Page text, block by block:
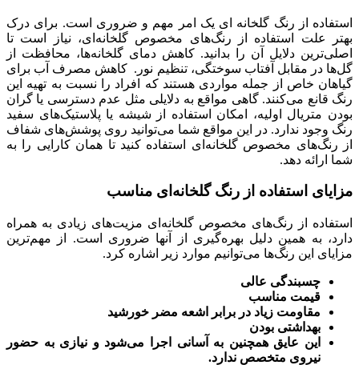
استفاده از رنگ گلخانه‌ ای یک امر مهم و ضروری است. برای درک
بهتر علت استفاده از رنگ‌های مخصوص گلخانه‌ای، نیاز است تا
اصلی‌ترین دلایل آن را بدانید. کاهش دمای گلخانه‌ها، محافظت از
گل‌ها در مقابل آفتاب سوختگی، تنظیم نور. کاهش مصرف آب برای
گیاهان خاص از جمله مواردی هستند که افراد را نسبت به تهیه این
رنگ قانع می‌کنند. گاهی مواقع به دلایلی مثل عدم دسترسی یا گران
بودن متریال اولیه، امکان استفاده از شیشه یا پلاستیک‌های سفید
رنگ وجود ندارد. در این مواقع شما می‌توانید روی پوشش‌های شفاف
از رنگ‌های مخصوص گلخانه‌ای استفاده کنید تا همان کارایی را به
شما ارائه دهد.
مزایای استفاده از رنگ گلخانه‌ای مناسب
استفاده از رنگ‌های مخصوص گلخانه‌ای مزیت‌های زیادی به همراه
دارد، به همین دلیل بهره‌گیری از آنها ضروری است. از مهم‌ترین
مزایای این رنگ‌ها می‌توانیم موارد زیر اشاره کرد.
چسبندگی عالی
قیمت مناسب
مقاومت زیاد در برابر اشعه مضر خورشید
بهداشتی بودن
این عایق همچنین به آسانی اجرا می‌شود و نیازی به حضور
نیروی متخصص ندارد.